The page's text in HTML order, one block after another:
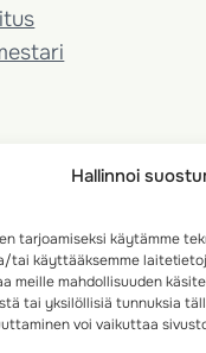
Hallinnoi
tarjoamiseksi käytämme
tai käyttääksemme
meille mahdollisuuden
tai yksilöllisiä tunnuksia
voi vaikuttaa